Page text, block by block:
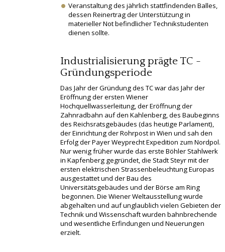
Veranstaltung des jährlich stattfindenden Balles,
dessen Reinertrag der Unterstützung in
materieller Not befindlicher Technikstudenten
dienen sollte.
Industrialisierung prägte TC -
Gründungsperiode
Das Jahr der Gründung des TC war das Jahr der
Eröffnung der ersten Wiener
Hochquellwasserleitung, der Eröffnung der
Zahnradbahn auf den Kahlenberg, des Baubeginns
des Reichsratsgebäudes (das heutige Parlament),
der Einrichtung der Rohrpost in Wien und sah den
Erfolg der Payer Weyprecht Expedition zum Nordpol.
Nur wenig früher wurde das erste Böhler Stahlwerk
in Kapfenberg gegründet, die Stadt Steyr mit der
ersten elektrischen Strassenbeleuchtung Europas
ausgestattet und der Bau des
Universitätsgebäudes und der Börse am Ring
begonnen. Die Wiener Weltausstellung wurde
abgehalten und auf unglaublich vielen Gebieten der
Technik und Wissenschaft wurden bahnbrechende
und wesentliche Erfindungen und Neuerungen
erzielt.